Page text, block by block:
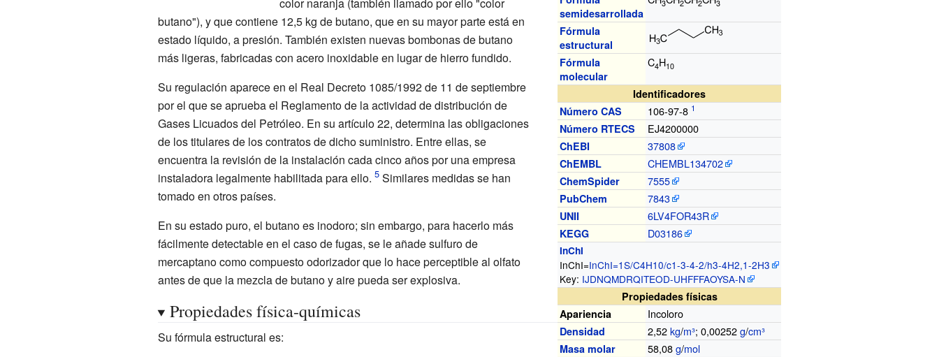
semidesarrollada
3 2 2 3
Fórmula
estructural
Fórmula
molecular
C4H10
Identificadores
Número CAS
106-97-8
Número RTECS EJ4200000
ChEBI 37808
ChEMBL CHEMBL134702
ChemSpider 7555
PubChem 7843
UNII 6LV4FOR43R
KEGG D03186
InChI
InChI=InChI=1S/C4H10/c1-3-4-2/h3-4H2,1-2H3
Key: IJDNQMDRQITEOD-UHFFFAOYSA-N
Propiedades físicas
Apariencia
Incoloro
Densidad 2,52 kg/m³; 0,00252 g/cm³
Masa molar 58,08g/mol
butano"), y que contiene 12,5 kg de butano, que en su mayor parte está en
estado líquido, a presión. También existen nuevas bombonas de butano
más ligeras, fabricadas con acero inoxidable en lugar de hierro fundido.
Su regulación aparece en el Real Decreto 1085/1992 de 11 de septiembre
por el que se aprueba el Reglamento de la actividad de distribución de
Gases Licuados del Petróleo. En su artículo 22, determina las obligaciones
de los titulares de los contratos de dicho suministro. Entre ellas, se
encuentra la revisión de la instalación cada cinco años por una empresa
instaladora legalmente habilitada para ello. Similares medidas se han
tomado en otros países.
En su estado puro, el butano es inodoro; sin embargo, para hacerlo más
fácilmente detectable en el caso de fugas, se le añadesulfuro de
mercaptanocomo compuesto odorizador que lo hace perceptible al olfato
antes de que la mezcla de butano y aire pueda ser explosiva.
Propiedades física-químicas
Su fórmula estructural es: